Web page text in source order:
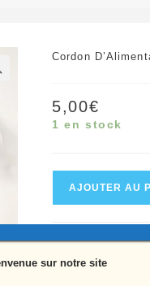
Cordon
5,00€
1 en stock
quantité
de
Cordon
AJOUTER AU
sur notre site